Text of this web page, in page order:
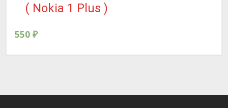
( Nokia 1 Plus )
550 ₽